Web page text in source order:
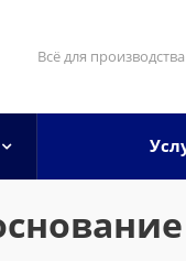
Всё для